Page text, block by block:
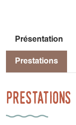
Présentation
Prestations
Prestations